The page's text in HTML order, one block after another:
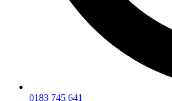
0183 745 641